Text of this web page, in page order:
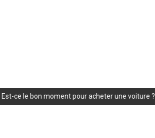
Est-ce le bon moment pour acheter une voiture ?